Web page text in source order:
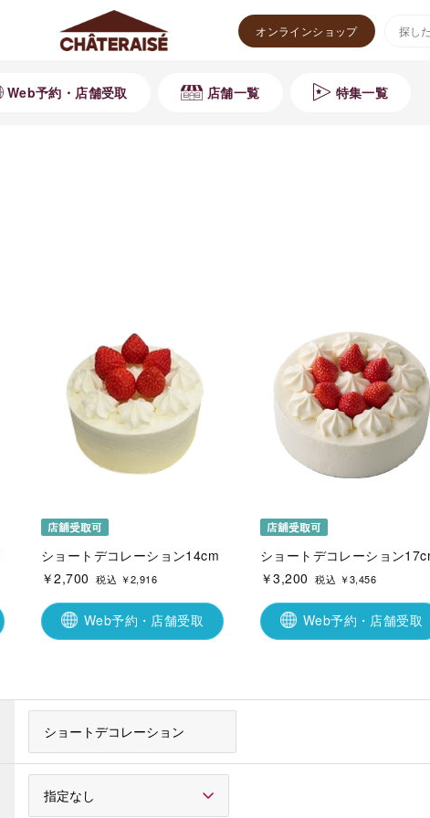
オンラインショップ
Web予約・店舗受取 店舗一覧 特集一覧
ショートデコレーション14cm
￥2,700 税込 ￥2,916
Web予約・店舗受取
ショートデコレーション
￥3,200 税込 ￥3,456
Web予約・店舗受取